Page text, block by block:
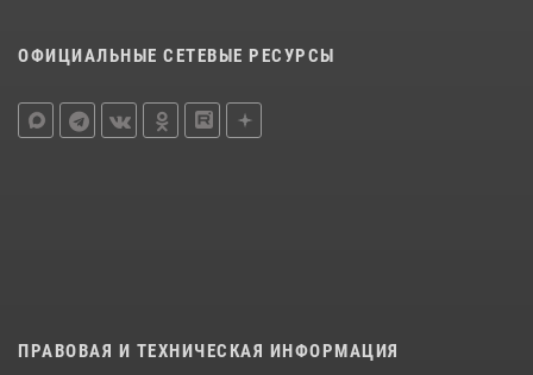
ОФИЦИАЛЬНЫЕ СЕТЕВЫЕ РЕСУРСЫ
ПРАВОВАЯ И ТЕХНИЧЕСКАЯ ИНФОРМАЦИЯ